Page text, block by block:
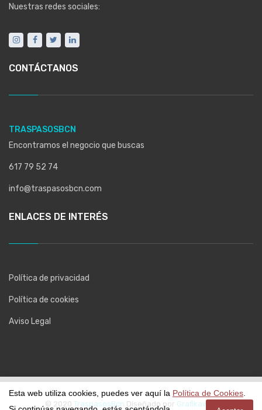
Nuestras redes sociales:
CONTÁCTANOS
TRASPASOSBCN
Encontramos el negocio que buscas
617 79 52 74
info@traspasosbcn.com
ENLACES DE INTERÉS
Política de privacidad
Política de cookies
Aviso Legal
© 2020 TraspasosBcn Diseñado por Grafikaweb
Esta web utiliza cookies, puedes ver aquí la Política de Cookies.